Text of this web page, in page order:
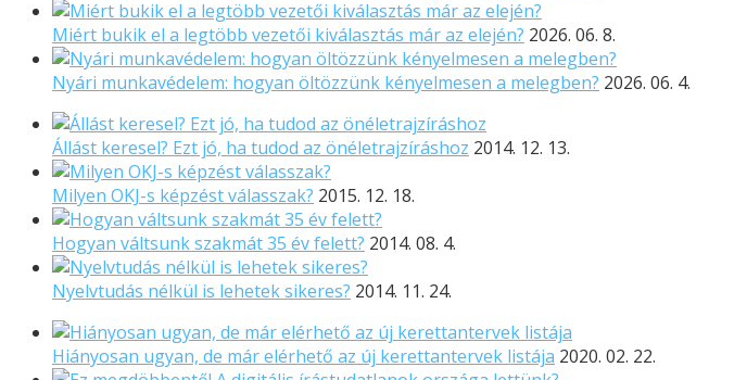
Miért bukik el a legtöbb vezetői kiválasztás már az elején? 2026. 06. 8.
Nyári munkavédelem: hogyan öltözzünk kényelmesen a melegben? 2026. 06. 4.
Állást keresel? Ezt jó, ha tudod az önéletrajzíráshoz 2014. 12. 13.
Milyen OKJ-s képzést válasszak? 2015. 12. 18.
Hogyan váltsunk szakmát 35 év felett? 2014. 08. 4.
Nyelvtudás nélkül is lehetek sikeres? 2014. 11. 24.
Hiányosan ugyan, de már elérhető az új kerettantervek listája 2020. 02. 22.